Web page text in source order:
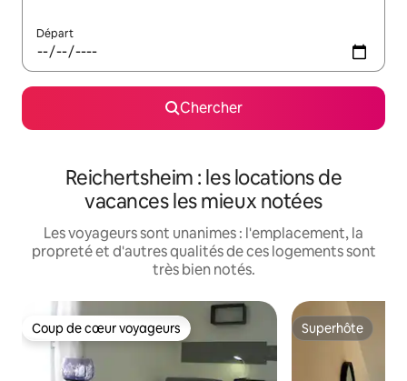
Départ
Chercher
Reichertsheim : les locations de
vacances les mieux notées
Les voyageurs sont unanimes : l'emplacement, la
propreté et d'autres qualités de ces logements sont
très bien notés.
Coup de cœur voyageurs
Coup de cœur voyageurs Superhôte
Superhôte